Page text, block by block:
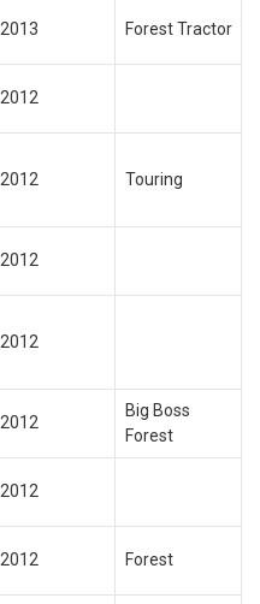
2013 Forest Tractor
2012
2012 Touring
2012
2012
2012
Big Boss
Forest
2012
2012 Forest